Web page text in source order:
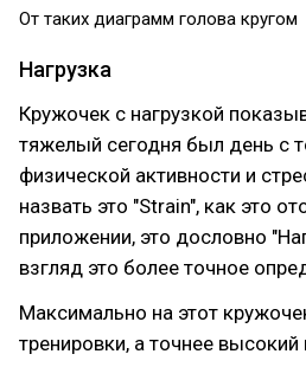
От таких диаграмм голова кругом
Нагрузка
Кружочек с нагрузкой
тяжелый сегодня был день с
физической активности и
назвать это "Strain", как это
приложении, это дословно
взгляд это более точное
Максимально на этот
тренировки, а точнее высокий